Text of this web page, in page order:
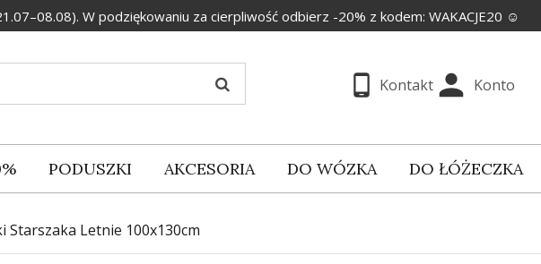
W podziękowaniu za cierpliwość odbierz -20% z kodem: WAKACJE20 ☺️
Kontakt Konto
PODUSZKI AKCESORIA DO WÓZKA DO ŁÓŻECZKA
Starszaka Letnie 100x130cm